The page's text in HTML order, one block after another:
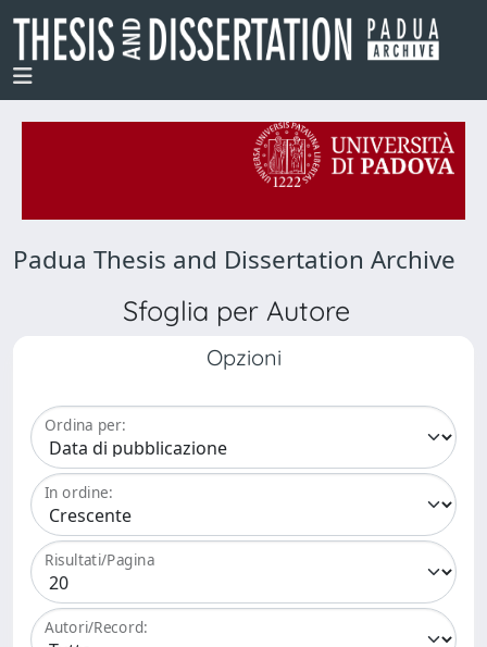
Padua Thesis and Dissertation Archive
Sfoglia per Autore
Opzioni
Ordina per:
In ordine:
Risultati/Pagina
Autori/Record: